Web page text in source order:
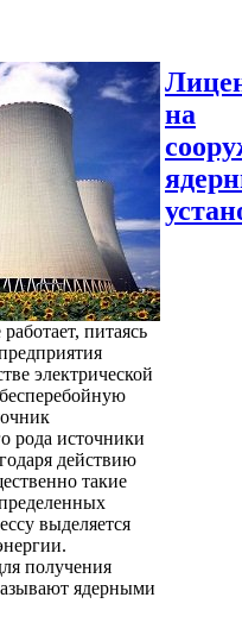
питаясь
электрической
рода источники
действию
такие
выделяется
получения
ядерными
на